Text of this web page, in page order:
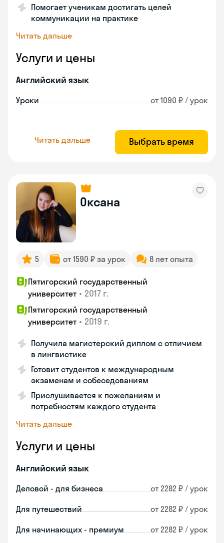
Помогает ученикам достигать целей
коммуникации на практике
Читать дальше
Услуги и цены
Английский язык
Уроки от 1090 ₽ / урок
Читать дальше Выбрать время
Оксана
5 от 1590 ₽ за урок 8 лет опыта
Пятигорский государственный
университет • 2017 г.
Пятигорский государственный
университет • 2019 г.
Получила магистерский диплом с отличием
в лингвистике
Готовит студентов к международным
экзаменам и собеседованиям
Прислушивается к пожеланиям и
потребностям каждого студента
Читать дальше
Услуги и цены
Английский язык
Деловой - для бизнеса от 2282 ₽ / урок
Для путешествий от 2282 ₽ / урок
Для начинающих - премиум от 2282 ₽ / урок